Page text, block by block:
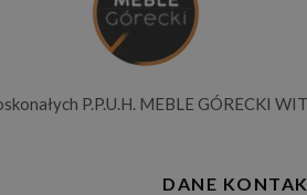
P.P.U.H. MEBLE GÓRECKI
DANE